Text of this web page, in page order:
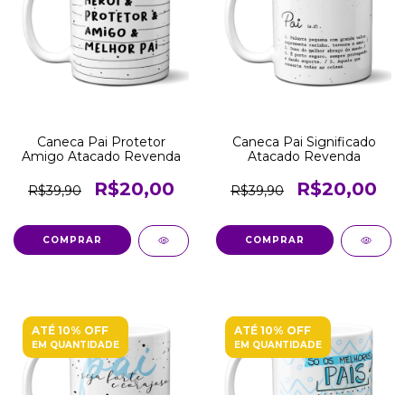
Caneca Pai Protetor
Amigo Atacado Revenda
R$39,90 R$20,00
COMPRAR
Caneca Pai Significado
Atacado Revenda
R$39,90 R$20,00
COMPRAR
ATÉ 10% OFF
EM QUANTIDADE
ATÉ 10% OFF
EM QUANTIDADE